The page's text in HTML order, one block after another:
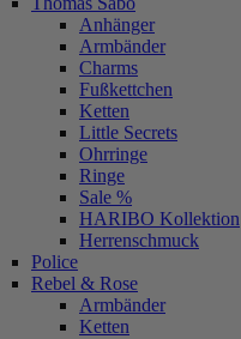
Anhänger
Armbänder
Charms
Fußkettchen
Ketten
Little Secrets
Ohrringe
Ringe
Sale %
HARIBO Kollektion
Herrenschmuck
Police
Rebel & Rose
Armbänder
Ketten